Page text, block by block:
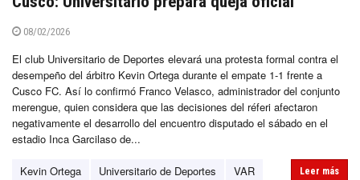
08/02/2026
El club Universitario de Deportes elevará una protesta formal contra el
desempeño del árbitro Kevin Ortega durante el empate 1-1 frente a
Cusco FC. Así lo confirmó Franco Velasco, administrador del conjunto
merengue, quien considera que las decisiones del réferi afectaron
negativamente el desarrollo del encuentro disputado el sábado en el
estadio Inca Garcilaso de...
Kevin Ortega Universitario de Deportes VAR Leer más